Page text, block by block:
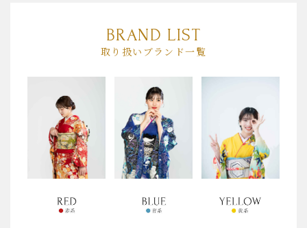
BRAND LIST
取り扱いブランド一覧